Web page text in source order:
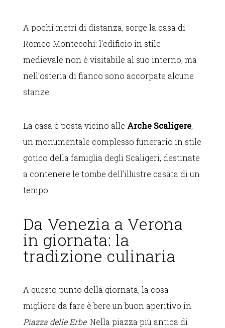
A pochi metri di distanza, sorge la casa di
Romeo Montecchi: l’edificio in stile
medievale non è visitabile al suo interno, ma
nell’osteria di fianco sono accorpate alcune
stanze.
La casa è posta vicino alle Arche Scaligere,
un monumentale complesso funerario in stile
gotico della famiglia degli Scaligeri, destinate
a contenere le tombe dell’illustre casata di un
tempo.
Da Venezia a Verona
in giornata: la
tradizione culinaria
A questo punto della giornata, la cosa
migliore da fare è bere un buon aperitivo in
Piazza delle Erbe. Nella piazza più antica di